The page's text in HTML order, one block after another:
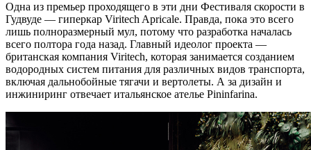
Одна из премьер проходящего в эти дни Фестиваля скорости в
Гудвуде — гиперкар Viritech Apricale. Правда, пока это всего
лишь полноразмерный мул, потому что разработка началась
всего полтора года назад. Главный идеолог проекта —
британская компания Viritech, которая занимается созданием
водородных систем питания для различных видов транспорта,
включая дальнобойные тягачи и вертолеты. А за дизайн и
инжиниринг отвечает итальянское ателье Pininfarina.